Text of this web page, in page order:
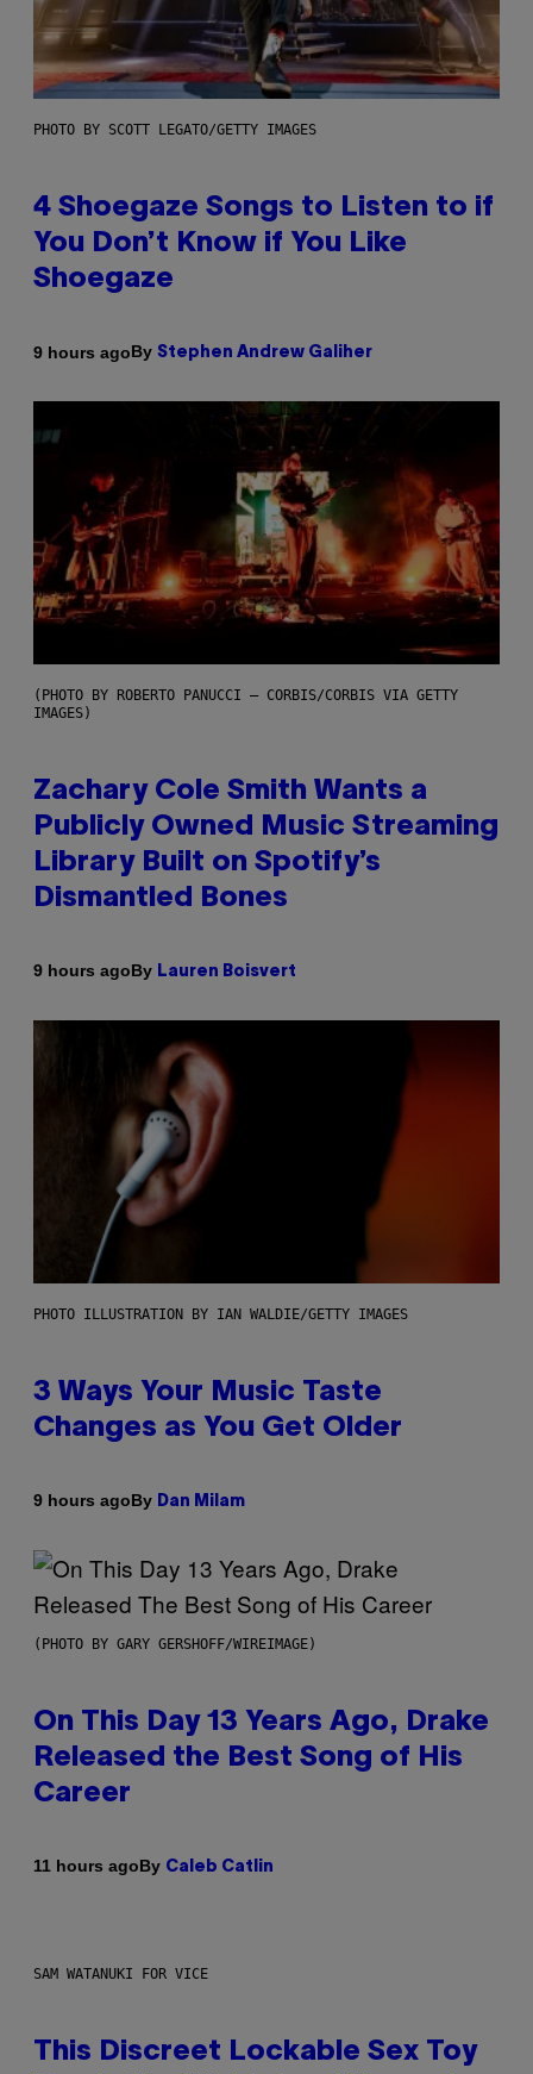
PHOTO BY SCOTT LEGATO/GETTY IMAGES
4 Shoegaze Songs to Listen to if
You Don’t Know if You Like
Shoegaze
9 hours agoBy Stephen Andrew Galiher
(PHOTO BY ROBERTO PANUCCI – CORBIS/CORBIS VIA GETTY
IMAGES)
Zachary Cole Smith Wants a
Publicly Owned Music Streaming
Library Built on Spotify’s
Dismantled Bones
9 hours agoBy Lauren Boisvert
PHOTO ILLUSTRATION BY IAN WALDIE/GETTY IMAGES
3 Ways Your Music Taste
Changes as You Get Older
9 hours agoBy Dan Milam
(PHOTO BY GARY GERSHOFF/WIREIMAGE)
On This Day 13 Years Ago, Drake
Released the Best Song of His
Career
11 hours agoBy Caleb Catlin
SAM WATANUKI FOR VICE
This Discreet Lockable Sex Toy